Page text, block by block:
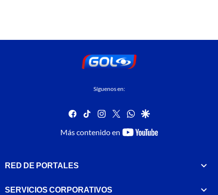
Síguenos en:
facebook
tiktok instagram
twitterwhatsapp
google
Más contenido en
youtube-
RED DE PORTALES
SERVICIOS CORPORATIVOS